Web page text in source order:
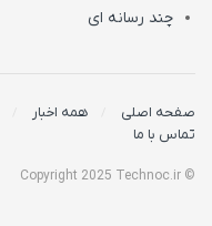
چند رسانه ای
صفحه اصلی همه اخبار
تماس با ما
© Copyright 2025 Technoc.ir